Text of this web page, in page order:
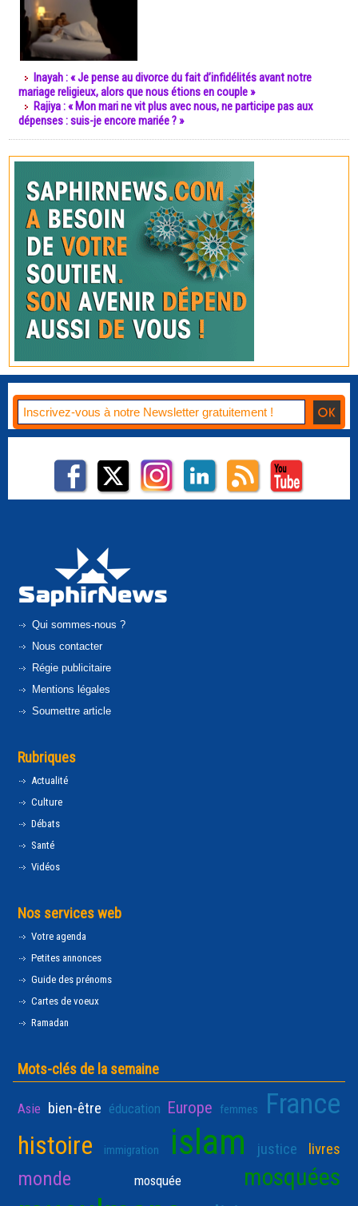
Inayah : « Je pense au divorce du fait d’infidélités avant notre
mariage religieux, alors que nous étions en couple »
Rajiya : « Mon mari ne vit plus avec nous, ne participe pas aux
dépenses : suis-je encore mariée ? »
Qui sommes-nous ?
Nous contacter
Régie publicitaire
Mentions légales
Soumettre article
Rubriques
Actualité
Culture
Débats
Santé
Vidéos
Nos services web
Votre agenda
Petites annonces
Guide des prénoms
Cartes de voeux
Ramadan
Mots-clés de la semaine
Asie bien-être éducation Europe femmes France
histoire immigration islam justice livres
monde mosquée mosquées